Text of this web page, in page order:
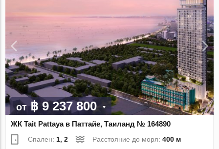
от฿ 9 237 800
ЖК Tait Pattaya в Паттайе, Таиланд № 164890
Спален:1, 2 Расстояние до моря:400 м